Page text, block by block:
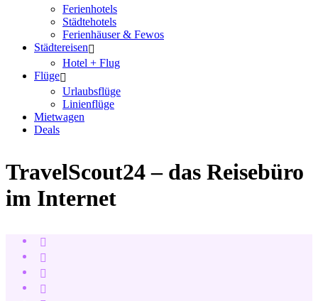
Ferienhotels
Städtehotels
Ferienhäuser & Fewos
Städtereisen
Hotel + Flug
Flüge
Urlaubsflüge
Linienflüge
Mietwagen
Deals
TravelScout24 – das Reisebüro
im Internet